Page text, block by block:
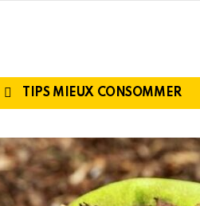
TIPS MIEUX CONSOMMER